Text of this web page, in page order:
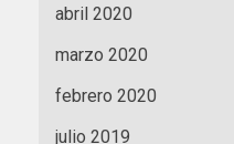
abril 2020
marzo 2020
febrero 2020
julio 2019